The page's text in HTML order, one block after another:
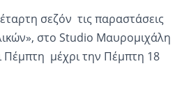
σεζόν τις παραστάσεις
στο Studio Μαυρομιχάλη
Πέμπτη μέχρι την Πέμπτη 18